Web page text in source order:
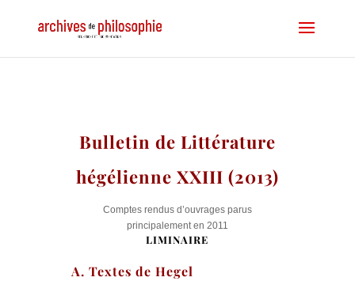
Bulletin de Littérature
hégélienne XXIII (2013)
Comptes rendus d’ouvrages parus
principalement en 2011
LIMINAIRE
A. Textes de Hegel